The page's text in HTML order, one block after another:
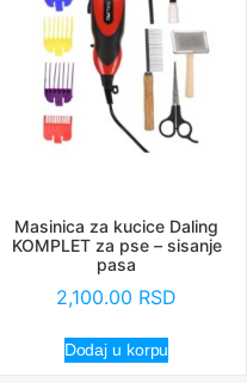
Masinica za kucice Daling
KOMPLET za pse – sisanje
pasa
2,100.00 RSD
Dodaj u korpu